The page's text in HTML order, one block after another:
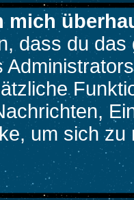
mich
dass du
um sich